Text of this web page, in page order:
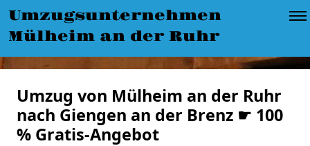
Umzugsunternehmen
Mülheim an der Ruhr
Umzug von Mülheim an der Ruhr
nach Giengen an der Brenz ☛ 100
% Gratis-Angebot